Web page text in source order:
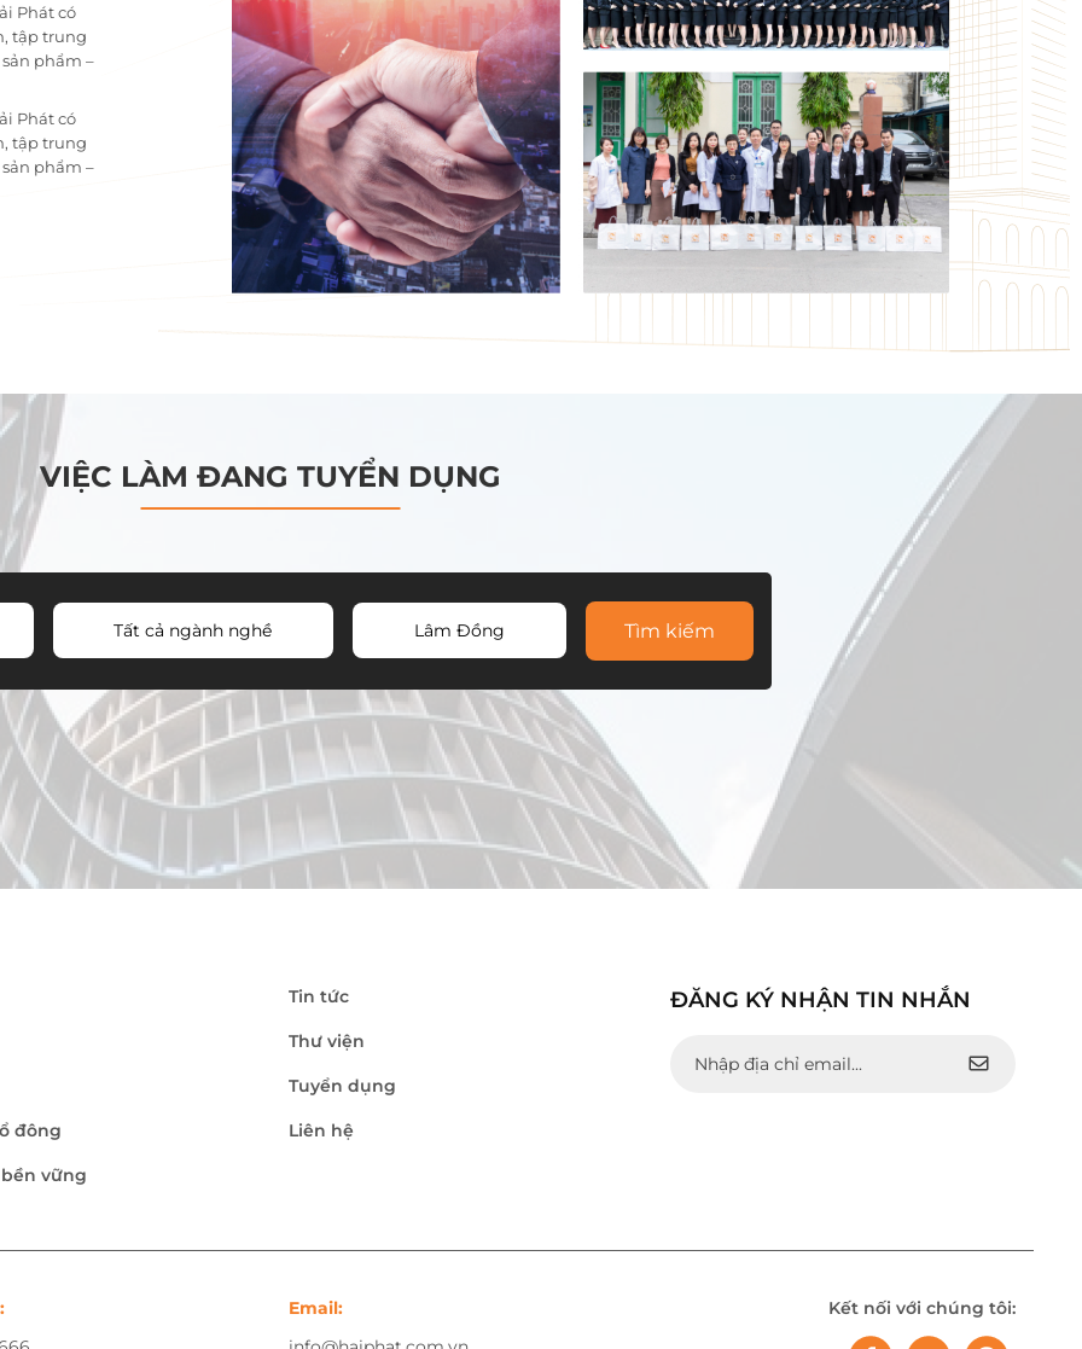
Phát có
tập trung
phẩm –
Phát có
tập trung
phẩm –
VIỆC LÀM ĐANG TUYỂN DỤNG
Tất cả ngành nghề Lâm Đồng Tìm kiếm
đông
vững
Tin tức
Thư viện
Tuyển dụng
Liên hệ
ĐĂNG KÝ NHẬN TIN NHẮN
Email:
Kết nối với chúng tôi: